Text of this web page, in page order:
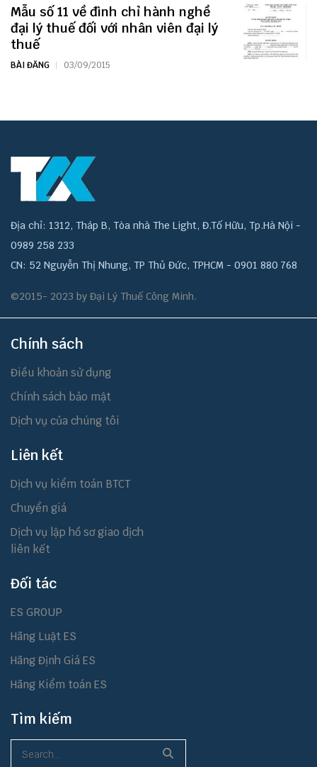
Mẫu số 11 về đình chỉ hành nghề
đại lý thuế đối với nhân viên đại lý
thuế
BÀI ĐĂNG 03/09/2015
Địa chỉ: 1312, Tháp B, Tòa nhà The Light, Đ.Tố Hữu, Tp.Hà Nội -
0989 258 233
CN: 52 Nguyễn Thị Nhung, TP Thủ Đức, TPHCM - 0901 880 768
©2015- 2023 by Đại Lý Thuế Công Minh.
Chính sách
Điều khoản sử dụng
Chính sách bảo mật
Dịch vụ của chúng tôi
Liên kết
Dịch vụ kiểm toán BTCT
Chuyển giá
Dịch vụ lập hồ sơ giao dịch
liên kết
Đối tác
ES GROUP
Hãng Luật ES
Hãng Định Giá ES
Hãng Kiểm toán ES
Tìm kiếm